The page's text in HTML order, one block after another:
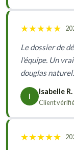
★★★★★
Le dossier de
l'équipe. Un
douglas naturel.
I
Isabelle R.
Client
★★★★★